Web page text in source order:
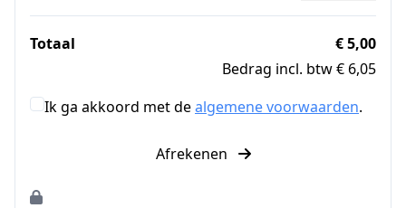
Totaal
€ 5,00
Bedrag incl. btw € 6,05
Ik ga akkoord met dealgemene voorwaarden.
Afrekenen